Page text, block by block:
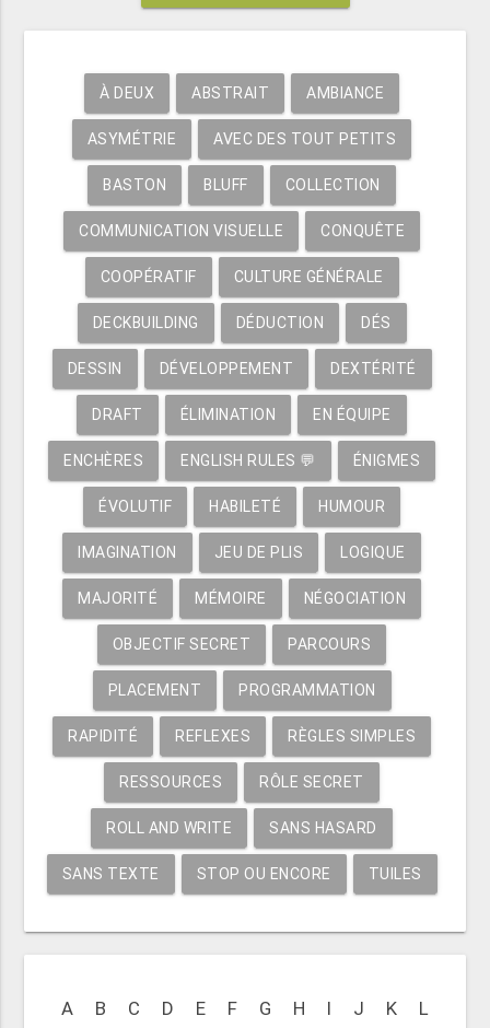
À DEUX ABSTRAIT AMBIANCE
ASYMÉTRIE AVEC DES TOUT PETITS
BASTON BLUFF COLLECTION
COMMUNICATION VISUELLE CONQUÊTE
COOPÉRATIF CULTURE GÉNÉRALE
DECKBUILDING DÉDUCTION DÉS
DESSIN DÉVELOPPEMENT DEXTÉRITÉ
DRAFT ÉLIMINATION EN ÉQUIPE
ENCHÈRES ENGLISH RULES 💬 ÉNIGMES
ÉVOLUTIF HABILETÉ HUMOUR
IMAGINATION JEU DE PLIS LOGIQUE
MAJORITÉ MÉMOIRE NÉGOCIATION
OBJECTIF SECRET PARCOURS
PLACEMENT PROGRAMMATION
RAPIDITÉ REFLEXES RÈGLES SIMPLES
RESSOURCES RÔLE SECRET
ROLL AND WRITE SANS HASARD
SANS TEXTE STOP OU ENCORE TUILES
A B C D E F G H I J K
L